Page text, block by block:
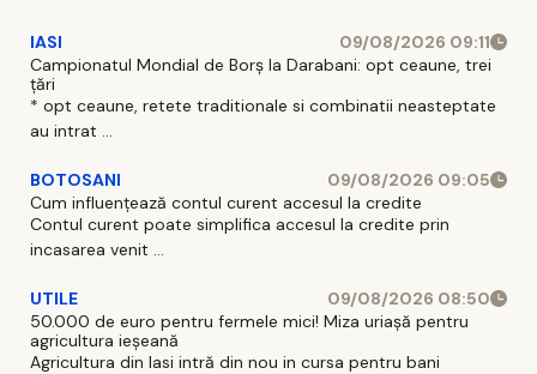
IASI
09/08/2026 09:11
Campionatul Mondial de Borș la Darabani: opt ceaune, trei
țări
* opt ceaune, retete traditionale si combinatii neasteptate
au intrat ...
BOTOSANI
09/08/2026 09:05
Cum influențează contul curent accesul la credite
Contul curent poate simplifica accesul la credite prin
incasarea venit ...
UTILE
09/08/2026 08:50
50.000 de euro pentru fermele mici! Miza uriașă pentru
agricultura ieșeană
Agricultura din Iasi intră din nou in cursa pentru bani